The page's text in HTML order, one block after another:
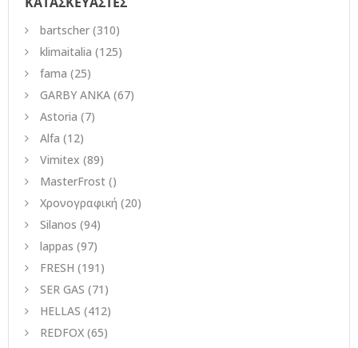
bartscher (310)
klimaitalia (125)
fama (25)
GARBY ANKA (67)
Astoria (7)
Alfa (12)
Vimitex (89)
MasterFrost ()
Χρονογραφική (20)
Silanos (94)
lappas (97)
FRESH (191)
SER GAS (71)
HELLAS (412)
REDFOX (65)